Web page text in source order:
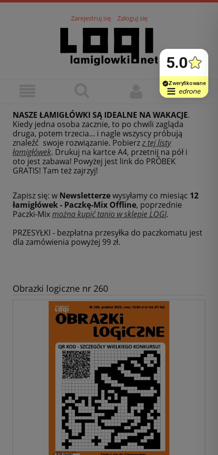
Zarejestruj się Zaloguj się
NASZE ŁAMIGŁÓWKI SĄ IDEALNE NA WAKACJE.
Kiedy jedna osoba zacznie, to po chwili zagląda
druga, potem trzecia... i nagle wszyscy próbują
znaleźć swoje rozwiązanie. Pobierzz tej listy
łamigłówek. Drukuj na kartce A4, przetnij na pół i
oto jest zabawa! Powyżej jest link do PRÓBEK
GRATIS! Tam też zajrzyj!
Zapisz się: w Newsletterzewysyłamy co miesiąc 12
łamigłówek - Paczkę-Mix Offline, poprzednie
Paczki-Mixmożna kupić tanio w sklepie LOGI.
PRZESYŁKI - bezpłatna przesyłka do paczkomatu jest
dla zamówienia powyżej 99 zł.
Obrazki logiczne nr 260